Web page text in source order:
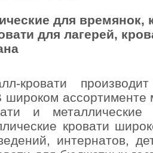
для времянок,
для лагерей,
кровати
широком ассортименте
и
кровати
интернатов,